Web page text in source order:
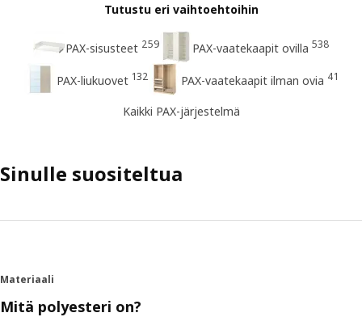
Tutustu eri vaihtoehtoihin
PAX-sisusteet 259 PAX-vaatekaapit ovilla 538
PAX-liukuovet 132 PAX-vaatekaapit ilman ovia 41
Kaikki PAX-järjestelmä
Sinulle suositeltua
Materiaali
Mitä polyesteri on?